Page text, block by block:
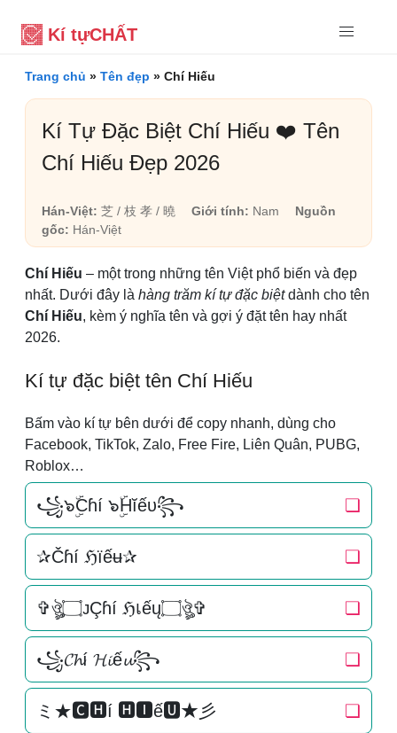
Kí tựCHẤT
Trang chủ » Tên đẹp » Chí Hiếu
Kí Tự Đặc Biệt Chí Hiếu ❤️ Tên
Chí Hiếu Đẹp 2026
Hán-Việt: 芝 / 枝 孝 / 曉 Giới tính: Nam
Nguồn
gốc: Hán-Việt
Chí Hiếu – một trong những tên Việt phổ biến và đẹp
nhất. Dưới đây là hàng trăm kí tự đặc biệtdành cho tên
Chí Hiếu, kèm ý nghĩa tên và gợi ý đặt tên hay nhất
2026.
Kí tự đặc biệt tên Chí Hiếu
Bấm vào kí tự bên dưới để copy nhanh, dùng cho
Facebook, TikTok, Zalo, Free Fire, Liên Quân, PUBG,
Roblox…
꧁๖ۣۜCɦí ๖ۣۜHĭếυ꧂ ❏
✰Čɦí ℌїếʉ✰ ❏
✞ঔৣ۝ᴊÇɦí ℌเếų۝ঔৣ✞ ❏
꧁𝓒𝓱í 𝓗𝓲ế𝓾꧂ ❏
ミ★🅲🅷í 🅷🅸ế🆄★彡 ❏